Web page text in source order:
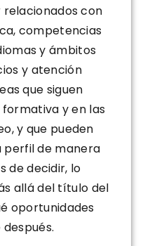
con
competencias
y ámbitos
y atención
que siguen
y en las
y que pueden
perfil de manera
de decidir, lo
allá del título del
oportunidades